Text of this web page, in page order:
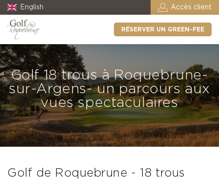
English Accès client
RÉSERVER UN GREEN-FEE
Golf 18 trous à Roquebrune-
sur-Argens- un parcours aux
vues spectaculaires
Golf de Roquebrune - 18 trous